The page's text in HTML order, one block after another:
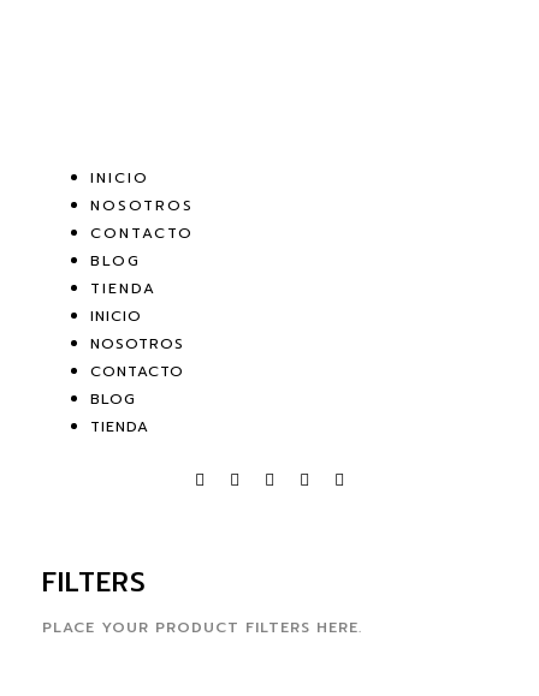
INICIO
NOSOTROS
CONTACTO
BLOG
TIENDA
INICIO
NOSOTROS
CONTACTO
BLOG
TIENDA
FILTERS
PLACE YOUR PRODUCT FILTERS HERE.